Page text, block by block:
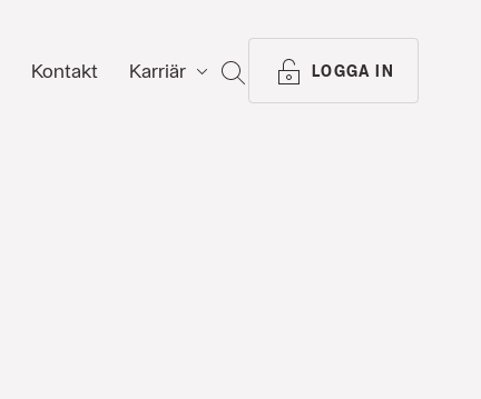
Kontakt Karriär SÖK LOGGA IN